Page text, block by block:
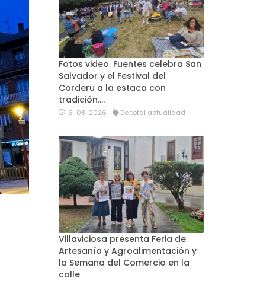
Fotos video. Fuentes celebra San
Salvador y el Festival del
Corderu a la estaca con
tradición....
6-08-2026 De total actualidad
Villaviciosa presenta Feria de
Artesanía y Agroalimentación y
la Semana del Comercio en la
calle